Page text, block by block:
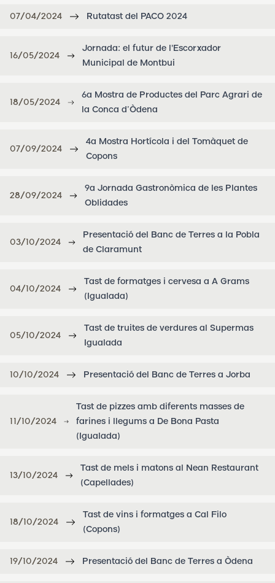
07/04/2024 Rutatast del PACO 2024
16/05/2024
Jornada: el futur de l'Escorxador
Municipal de Montbui
18/05/2024
6a Mostra de Productes del Parc Agrari de
la Conca d’Òdena
07/09/2024
4a Mostra Hortícola i del Tomàquet de
Copons
28/09/2024
9a Jornada Gastronòmica de les Plantes
Oblidades
03/10/2024
Presentació del Banc de Terres a la Pobla
de Claramunt
04/10/2024
Tast de formatges i cervesa a A Grams
(Igualada)
05/10/2024
Tast de truites de verdures al Supermas
Igualada
10/10/2024 Presentació del Banc de Terres a Jorba
11/10/2024
Tast de pizzes amb diferents masses de
farines i llegums a De Bona Pasta
(Igualada)
13/10/2024
Tast de mels i matons al Nean Restaurant
(Capellades)
18/10/2024
Tast de vins i formatges a Cal Filo
(Copons)
19/10/2024 Presentació del Banc de Terres a Òdena